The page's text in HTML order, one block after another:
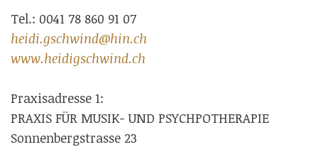
Tel.: 0041 78 860 91 07
heidi.gschwind@hin.ch
www.heidigschwind.ch
Praxisadresse 1:
PRAXIS FÜR MUSIK- UND PSYCHPOTHERAPIE
Sonnenbergstrasse 23